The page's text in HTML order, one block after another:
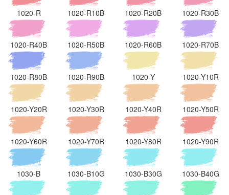
1020-R 1020-R10B 1020-R20B 1020-R30B
1020-R40B 1020-R50B 1020-R60B 1020-R70B
1020-R80B 1020-R90B 1020-Y 1020-Y10R
1020-Y20R 1020-Y30R 1020-Y40R 1020-Y50R
1020-Y60R 1020-Y70R 1020-Y80R 1020-Y90R
1030-B 1030-B10G 1030-B30G 1030-B40G